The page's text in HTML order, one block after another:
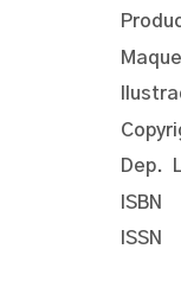
Dep.
ISBN
ISSN